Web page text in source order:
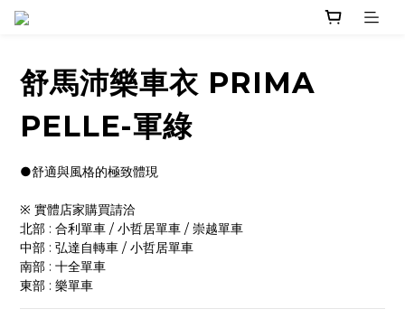
舒馬沛樂車衣 PRIMA
PELLE-軍綠
●舒適與風格的極致體現
※ 實體店家購買請洽
北部 : 合利單車 / 小哲居單車 / 崇越單車
中部 : 弘達自轉車 / 小哲居單車
南部 : 十全單車
東部 : 樂單車